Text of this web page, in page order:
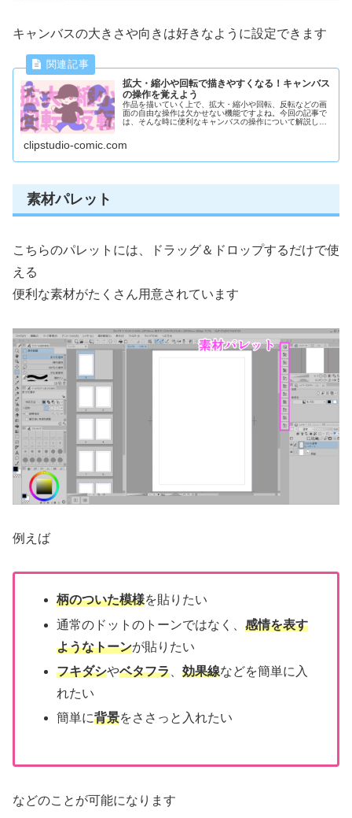
キャンバスの大きさや向きは好きなように設定できます
拡大・縮小や回転で描きやすくなる！キャンバス
の操作を覚えよう
作品を描いていく上で、拡大・縮小や回転、反転などの画
面の自由な操作は欠かせない機能ですよね。今回の記事で
は、そんな時に便利なキャンバスの操作について解説しま
clipstudio-comic.com
素材パレット
こちらのパレットには、ドラッグ＆ドロップするだけで使
える
便利な素材がたくさん用意されています
例えば
柄のついた模様を貼りたい
通常のドットのトーンではなく、感情を表す
ようなトーンが貼りたい
フキダシやベタフラ 、効果線などを簡単に入
れたい
簡単に背景をささっと入れたい
などのことが可能になります